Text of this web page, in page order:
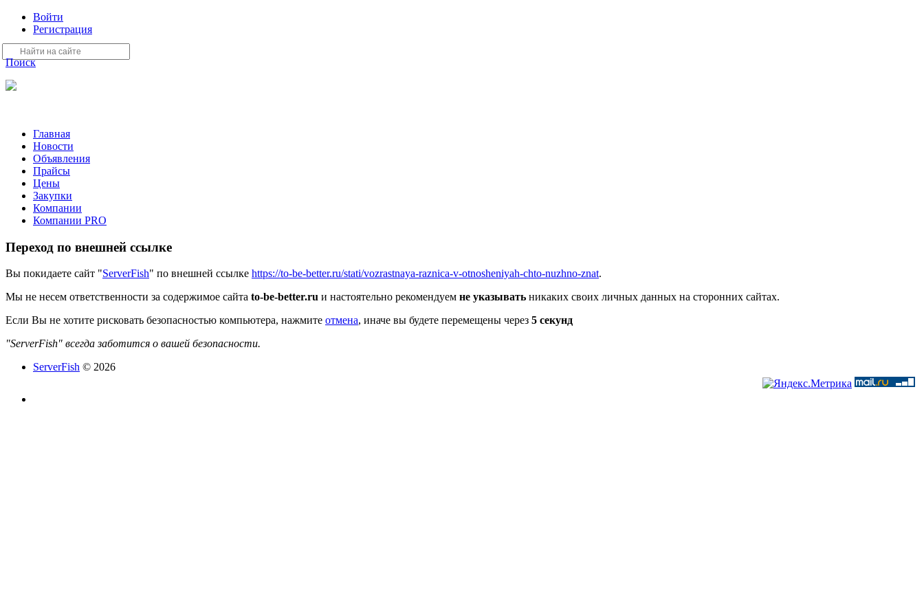
Войти
Регистрация
Поиск
Главная
Новости
Объявления
Прайсы
Цены
Закупки
Компании
Компании PRO
Переход по внешней ссылке
Вы покидаете сайт "ServerFish" по внешней ссылке https://to-be-better.ru/stati/vozrastnaya-raznica-v-otnosheniyah-chto-nuzhno-znat.
Мы не несем ответственности за содержимое сайта to-be-better.ru и настоятельно рекомендуем не указывать никаких своих личных данных на сторонних сайтах.
Если Вы не хотите рисковать безопасностью компьютера, нажмите отмена, иначе вы будете перемещены через 5 секунд
"ServerFish" всегда заботится о вашей безопасности.
ServerFish © 2026